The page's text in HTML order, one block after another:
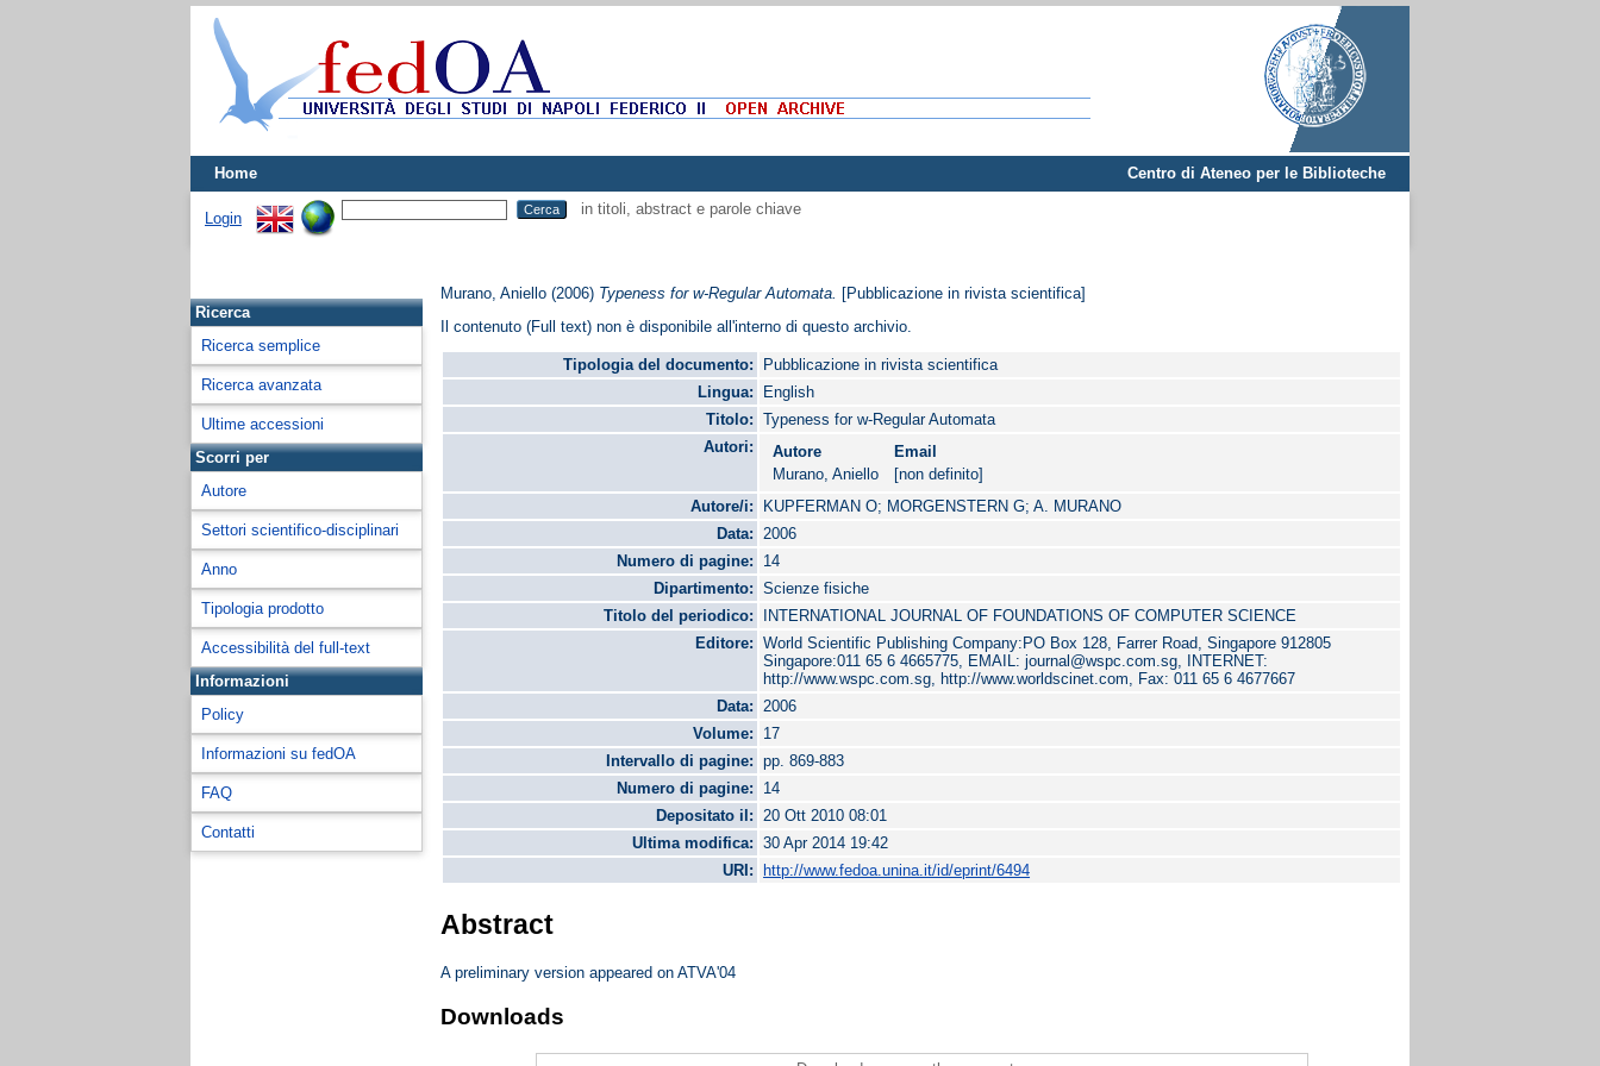
Home Centro di Ateneo per le Biblioteche
Login
in titoli, abstract e parole chiave
Ricerca
Ricerca semplice
Ricerca avanzata
Ultime accessioni
Scorri per
Autore
Settori scientifico-disciplinari
Anno
Tipologia prodotto
Accessibilità del full-text
Informazioni
Policy
Informazioni su fedOA
FAQ
Contatti
Murano, Aniello (2006) Typeness for w-Regular Automata.
[Pubblicazione in rivista scientifica]
Il contenuto (Full text) non è disponibile all'interno di questo archivio.
Tipologia del documento:
Pubblicazione in rivista scientifica
Lingua:
English
Titolo:
Typeness for w-Regular Automata
Autori:
Autore
Email
Murano, Aniello
[non definito]
Autore/i:
KUPFERMAN O; MORGENSTERN G; A. MURANO
Data:
2006
Numero di pagine:
14
Dipartimento:
Scienze fisiche
Titolo del periodico:
INTERNATIONAL JOURNAL OF FOUNDATIONS OF COMPUTER SCIENCE
Editore:
World Scientific Publishing Company:PO Box 128, Farrer Road, Singapore 912805
Singapore:011 65 6 4665775, EMAIL: journal@wspc.com.sg, INTERNET:
http://www.wspc.com.sg, http://www.worldscinet.com, Fax: 011 65 6 4677667
Data:
2006
Volume:
17
Intervallo di pagine:
pp. 869-883
Numero di pagine:
14
Depositato il:
20 Ott 2010 08:01
Ultima modifica:
30 Apr 2014 19:42
URI:
http://www.fedoa.unina.it/id/eprint/6494
Abstract
A preliminary version appeared on ATVA'04
Downloads